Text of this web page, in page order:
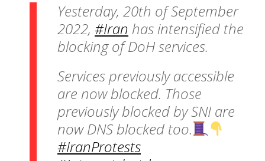
Yesterday, 20th of September
2022, #Iran has intensified the
blocking of DoH services.
Services previously accessible
are now blocked. Those
previously blocked by SNI are
now DNS blocked too.
#IranProtests